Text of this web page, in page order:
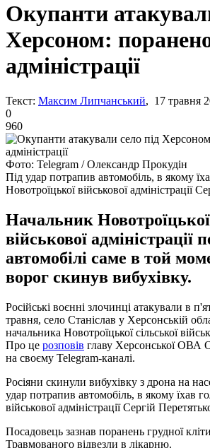
Окупанти
Херсоном:
адміністрації
Текст: Максим Липчанський, 17 травня
0
960
Фото: Telegram / Олександр Прокудін
Під удар потрапив автомобіль, в якому
Новотроїцької військової адміністрації
Начальник Новотроїцької
військової адміністрації
автомобілі саме в той
ворог скинув вибухівку.
Російські воєнні злочинці атакували в
травня, село Станіслав у Херсонській
начальника Новотроїцької сільської
Про це розповів главу Херсонської ОВА
на своєму Telegram-каналі.
Росіяни скинули вибухівку з дрона на
удар потрапив автомобіль, в якому їхав
військової адміністрації Сергій
Посадовець зазнав поранень грудної
Травмованого відвезли в лікарню.